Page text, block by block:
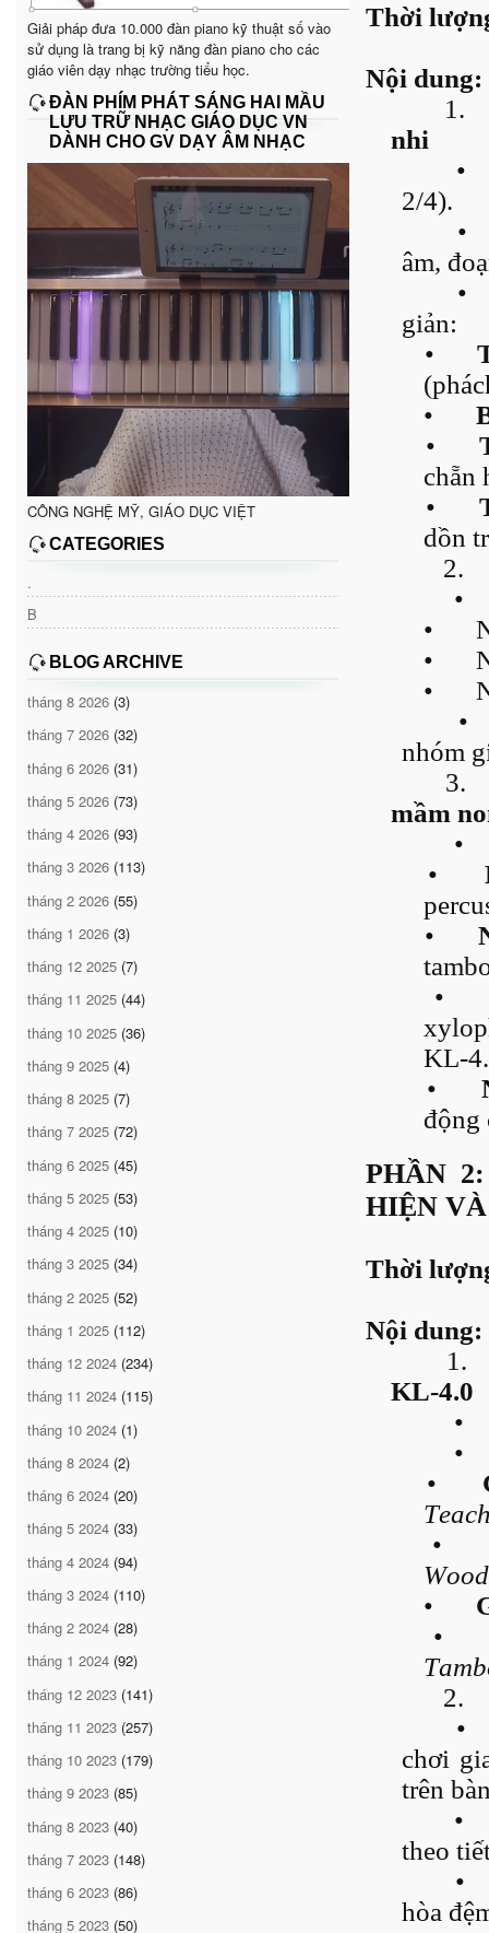
Giải pháp đưa 10.000 đàn piano kỹ thuật số vào
sử dụng là trang bị kỹ năng đàn piano cho các
giáo viên dạy nhạc trường tiểu học.
ĐÀN PHÍM PHÁT SÁNG HAI MẦU
LƯU TRỮ NHẠC GIÁO DỤC VN
DÀNH CHO GV DẠY ÂM NHẠC
CÔNG NGHỆ MỸ, GIÁO DỤC VIỆT
CATEGORIES
.
B
BLOG ARCHIVE
tháng 8 2026 (3)
tháng 7 2026 (32)
tháng 6 2026 (31)
tháng 5 2026 (73)
tháng 4 2026 (93)
tháng 3 2026 (113)
tháng 2 2026 (55)
tháng 1 2026 (3)
tháng 12 2025 (7)
tháng 11 2025 (44)
tháng 10 2025 (36)
tháng 9 2025 (4)
tháng 8 2025 (7)
tháng 7 2025 (72)
tháng 6 2025 (45)
tháng 5 2025 (53)
tháng 4 2025 (10)
tháng 3 2025 (34)
tháng 2 2025 (52)
tháng 1 2025 (112)
tháng 12 2024 (234)
tháng 11 2024 (115)
tháng 10 2024 (1)
tháng 8 2024 (2)
tháng 6 2024 (20)
tháng 5 2024 (33)
tháng 4 2024 (94)
tháng 3 2024 (110)
tháng 2 2024 (28)
tháng 1 2024 (92)
tháng 12 2023 (141)
tháng 11 2023 (257)
tháng 10 2023 (179)
tháng 9 2023 (85)
tháng 8 2023 (40)
tháng 7 2023 (148)
tháng 6 2023 (86)
tháng 5 2023 (50)
Thời
Nội dung:
1.
nhi
•
2/4).
•
âm,
•
giản:
•
•
•
chẵn
•
dồn
2.
•
•
•
•
•
nhóm
3.
mầm
•
•
•
•
KL-
•
động
PHẦN
HIỆN
Thời
Nội dung:
1.
KL-4.0
•
•
•
•
•
•
2.
•
chơi
trên
•
theo
•
hòa